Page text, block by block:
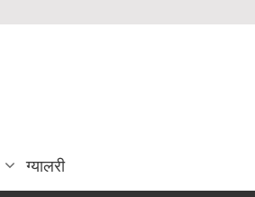
ग्यालरी